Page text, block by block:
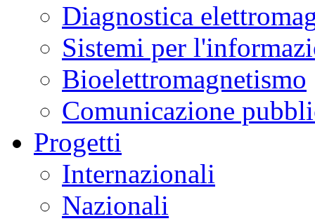
Diagnostica
Sistemi per
Bioelettromagnetismo
Comunicazione
Progetti
Internazionali
Nazionali